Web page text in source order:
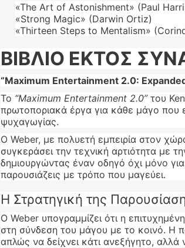
«The Art of Astonishment» (Paul
«Strong Magic» (Darwin Ortiz)
«Thirteen Steps to Mentalism»
ΒΙΒΛΙΟ ΕΚΤΟΣ
“Maximum Entertainment 2.0:
Το “Maximum Entertainment 2.0”του Ken
πρωτοποριακά έργα για κάθε μάγο που
ψυχαγωγίας.
Ο Weber, με πολυετή εμπειρία στον
συγκεράσει την τεχνική αρτιότητα με
δημιουργώντας έναν οδηγό όχι μόνο
παρουσιάζεις με τρόπο που μαγεύει.
Η Στρατηγική της
Ο Weber υπογραμμίζει ότι η
στη σύνδεση του μάγου με το κοινό. Η
απλώς να δείχνει κάτι ανεξήγητο, αλλά